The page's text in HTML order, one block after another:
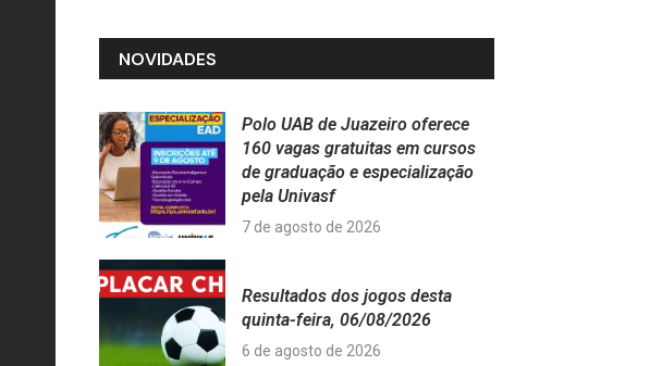
NOVIDADES
Polo UAB de Juazeiro oferece
160 vagas gratuitas em cursos
de graduação e especialização
pela Univasf
7 de agosto de 2026
Resultados dos jogos desta
quinta-feira, 06/08/2026
6 de agosto de 2026